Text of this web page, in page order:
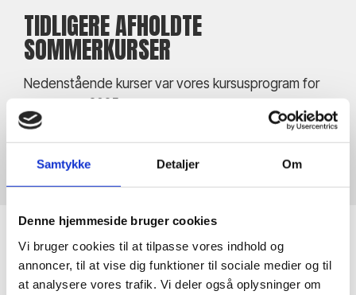
Samtykke Detaljer Om
Denne hjemmeside bruger cookies
Vi bruger cookies til at tilpasse vores indhold og
annoncer, til at vise dig funktioner til sociale medier og til
at analysere vores trafik. Vi deler også oplysninger om
TIDLIGERE AFHOLDTE
SOMMERKURSER
Nedenstående kurser var vores kursusprogram for
sommeren 2025.
Kurset er afholdt
28 2026)
Kurset er
Familiehøjskole (uge
FULDTEGNET
GIV ET KURSUS I GAVE